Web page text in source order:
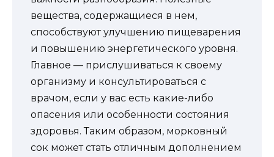
вещества, содержащиеся в нем,
способствуют улучшению пищеварения
и повышению энергетического уровня.
Главное — прислушиваться к своему
организму и консультироваться с
врачом, если у вас есть какие-либо
опасения или особенности состояния
здоровья. Таким образом, морковный
сок может стать отличным дополнением